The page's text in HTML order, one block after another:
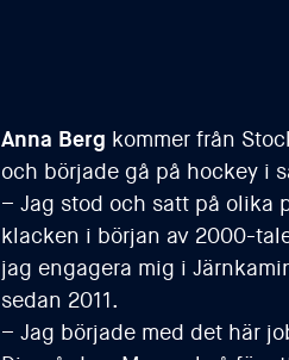
Anna Berg kommer från
och började gå på hockey i
– Jag stod och satt på olika
klacken i början av 2000-
jag engagera mig i
sedan 2011.
– Jag började med det här